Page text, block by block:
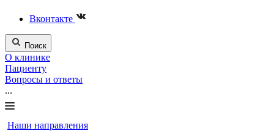
Вконтакте
Поиск
О клинике
Пациенту
Вопросы и ответы
...
Наши направления